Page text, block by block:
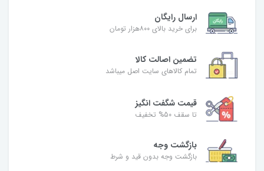
ارسال رایگان
برای خرید بالای ۸۰۰هزار تومان
تضمین اصالت کالا
تمام کالاهای سایت اصل میباشد
قیمت شگفت انگیز
تا سقف 50% تخفیف
بازگشت وجه
بازگشت وجه بدون قید و شرط